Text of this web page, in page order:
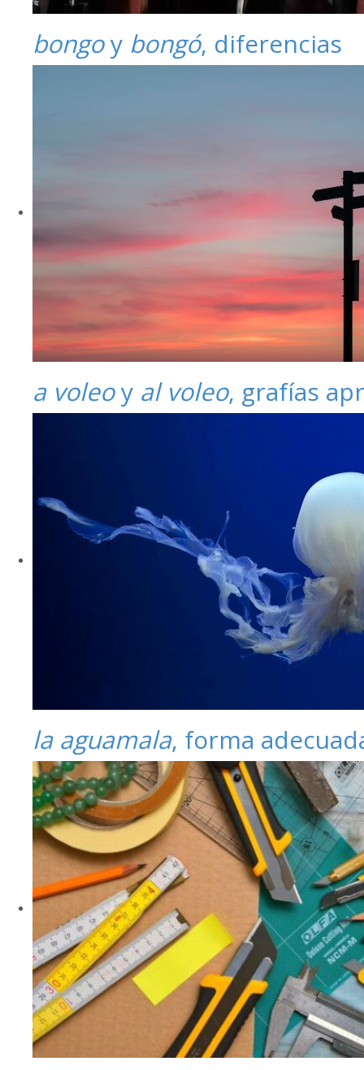
bongoy bongó, diferencias
a voleoy al voleo, grafías
la aguamala, forma